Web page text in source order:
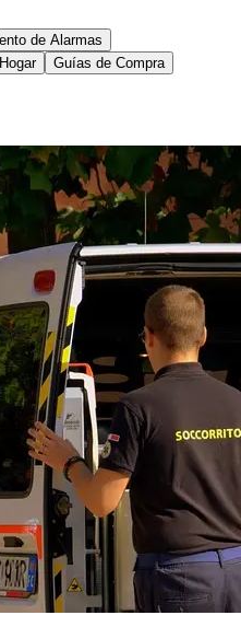
de Alarmas
Guías de Compra